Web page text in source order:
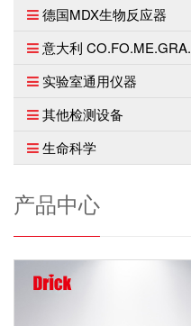
德国MDX生物反应器
意大利 CO.FO.ME.GRA.
实验室通用仪器
其他检测设备
生命科学
产品中心